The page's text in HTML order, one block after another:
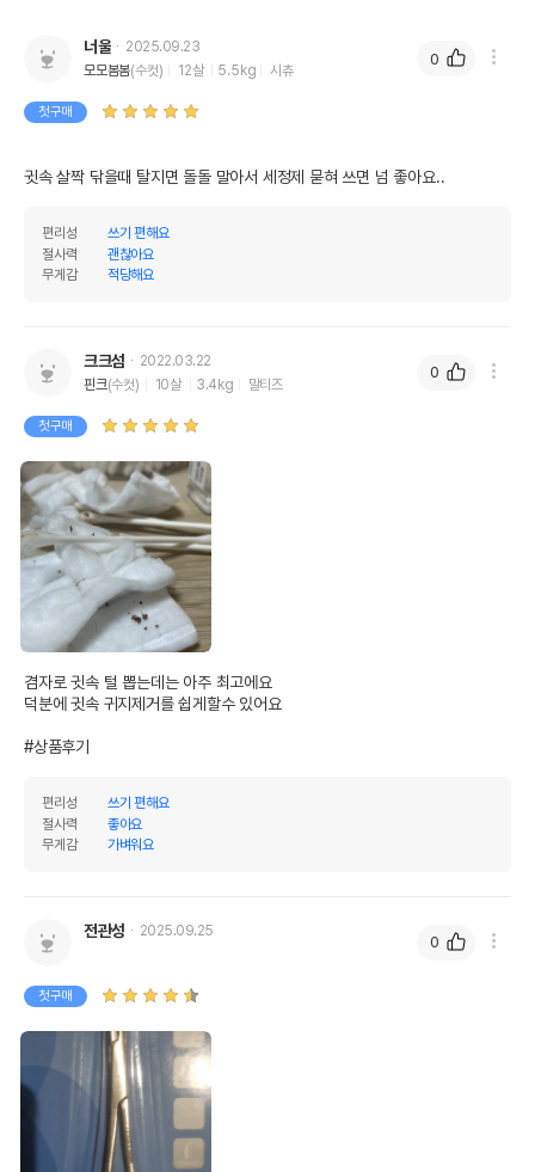
너울
2025.09.23
모모봄봄(수컷) 12살 5.5kg 시츄
첫구매
귓속 살짝 닦을때 탈지면 돌돌 말아서 세정제 묻혀 쓰면 넘 좋아요..
편리성
쓰기 편해요
절사력
괜찮아요
무게감
적당해요
0
크크섬
2022.03.22
핀크(수컷) 10살 3.4kg 말티즈
첫구매
겸자로 귓속 털 뽑는데는 아주 최고에요
덕분에 귓속 귀지제거를 쉽게할수 있어요
#상품후기
편리성
쓰기 편해요
절사력
좋아요
무게감
가벼워요
0
전관성 2025.09.25
첫구매
0